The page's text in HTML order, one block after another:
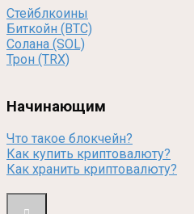
Стейблкоины
Биткойн (BTC)
Солана (SOL)
Трон (TRX)
Начинающим
Что такое блокчейн?
Как купить криптовалюту?
Как хранить криптовалюту?